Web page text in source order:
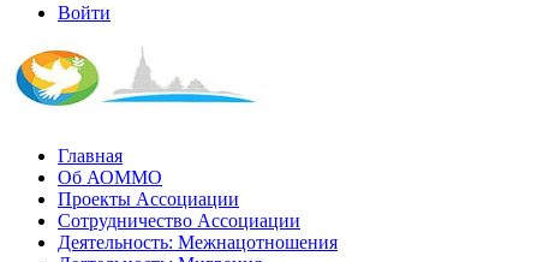
Войти
Главная
Об АОММО
Проекты Ассоциации
Сотрудничество Ассоциации
Деятельность: Межнацотношения